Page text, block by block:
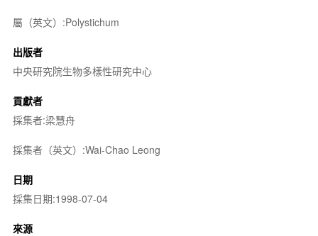
屬（英文）:Polystichum
出版者
中央研究院生物多樣性研究中心
貢獻者
採集者:梁慧舟
採集者（英文）:Wai-Chao Leong
日期
採集日期:1998-07-04
來源